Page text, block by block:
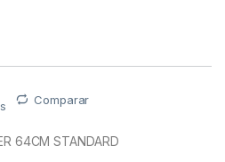
Comparar
64CM STANDARD